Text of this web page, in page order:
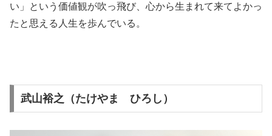
い」という価値観が吹っ飛び、心から生まれて来てよかっ
たと思える人生を歩んでいる。
武山裕之（たけやま ひろし）